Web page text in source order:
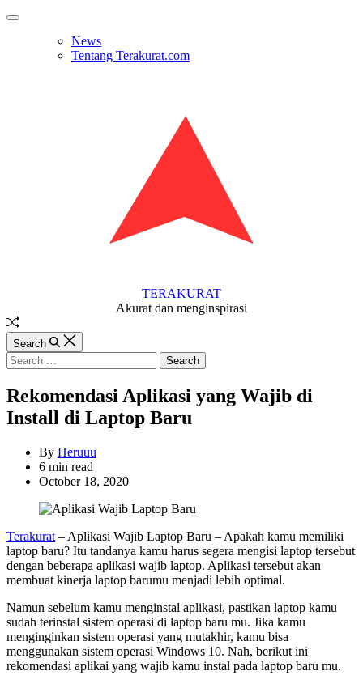
Skip
Off
News
Tentang Terakurat.com
TERAKURAT
Akurat dan menginspirasi
Random
Article
Search
Search
for:
Rekomendasi Aplikasi yang Wajib di
Install di Laptop Baru
By Heruuu
Estimated
read
6 min read
October 18, 2020
Terakurat – Aplikasi Wajib Laptop Baru – Apakah kamu memiliki
laptop baru? Itu tandanya kamu harus segera mengisi laptop tersebut
dengan beberapa aplikasi wajib laptop. Aplikasi tersebut akan
membuat kinerja laptop barumu menjadi lebih optimal.
Namun sebelum kamu menginstal aplikasi, pastikan laptop kamu
sudah terinstal sistem operasi di laptop baru mu. Jika kamu
menginginkan sistem operasi yang mutakhir, kamu bisa
menggunakan sistem operasi Windows 10. Nah, berikut ini
rekomendasi aplikai yang wajib kamu instal pada laptop baru mu.